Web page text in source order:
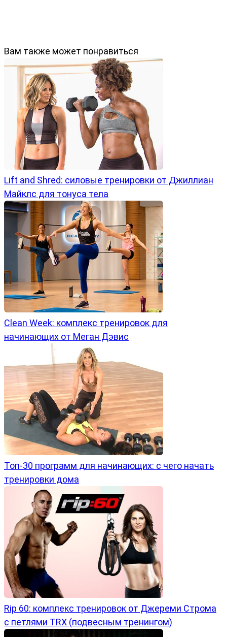
Вам также может понравиться
Lift and Shred: силовые тренировки от Джиллиан
Майклс для тонуса тела
Clean Week: комплекс тренировок для
начинающих от Меган Дэвис
Топ-30 программ для начинающих: с чего начать
тренировки дома
Rip 60: комплекс тренировок от Джереми Строма
с петлями TRX (подвесным тренингом)